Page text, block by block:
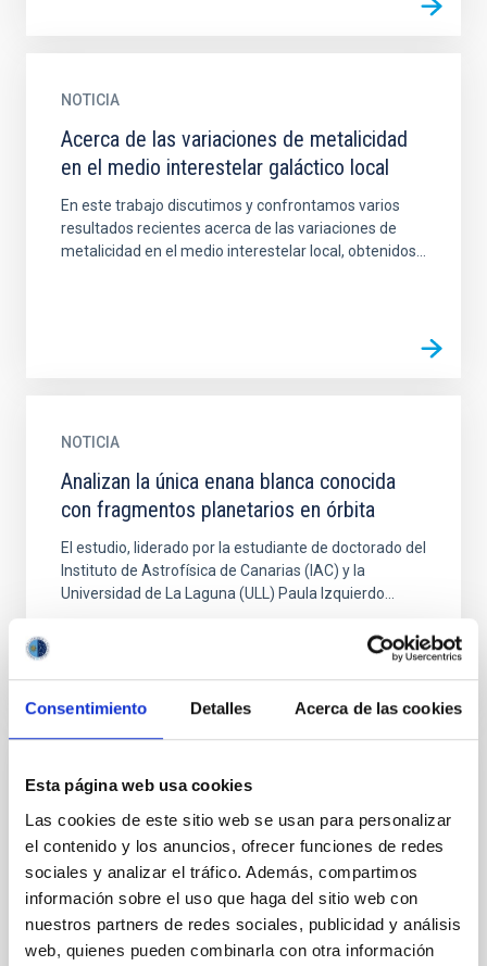
Consentimiento Detalles Acerca de las cookies
Esta página web usa cookies
Las cookies de este sitio web se usan para personalizar
el contenido y los anuncios, ofrecer funciones de redes
sociales y analizar el tráfico. Además, compartimos
información sobre el uso que haga del sitio web con
nuestros partners de redes sociales, publicidad y análisis
web, quienes pueden combinarla con otra información
NOTICIA
Acerca de las variaciones de metalicidad
en el medio interestelar galáctico local
En este trabajo discutimos y confrontamos varios
resultados recientes acerca de las variaciones de
metalicidad en el medio interestelar local, obtenidos...
NOTICIA
Analizan la única enana blanca conocida
con fragmentos planetarios en órbita
El estudio, liderado por la estudiante de doctorado del
Instituto de Astrofísica de Canarias (IAC) y la
Universidad de La Laguna (ULL) Paula Izquierdo...
NOTICIA
Anatomía del impacto de un jet
protoestelar en la Nebulosa de Orión
Un equipo internacional liderado por investigadores
del Instituto de Astrofísica de Canarias (IAC) ha
desvelado, con un nivel de detalle inédito, los
efectos...